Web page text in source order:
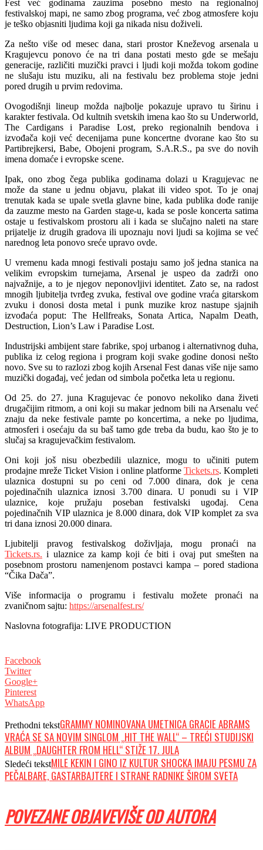
Fest već godinama zauzima posebno mesto na regionalnoj
festivalskoj mapi, ne samo zbog programa, već zbog atmosfere koju
je teško objasniti ljudima koji ga nikada nisu doživeli.
Za nešto više od mesec dana, stari prostor Kneževog arsenala u
Kragujevcu ponovo će na tri dana postati mesto gde se mešaju
generacije, različiti muzički pravci i ljudi koji možda tokom godine
ne slušaju istu muziku, ali na festivalu bez problema stoje jedni
pored drugih u prvim redovima.
Ovogodišnji lineup možda najbolje pokazuje upravo tu širinu i
karakter festivala. Od kultnih svetskih imena kao što su Underworld,
The Cardigans i Paradise Lost, preko regionalnih bendova i
izvođača koji već decenijama pune koncertne dvorane kao što su
Partibrejkersi, Babe, Obojeni program, S.A.R.S., pa sve do novih
imena domaće i evropske scene.
Ipak, ono zbog čega publika godinama dolazi u Kragujevac ne
može da stane u jednu objavu, plakat ili video spot. To je onaj
trenutak kada se upale svetla glavne bine, kada publika dođe ranije
da zauzme mesto na Garden stage-u, kada se posle koncerta satima
ostaje u festivalskom prostoru ali i kada se slučajno naleti na stare
prijatelje iz drugih gradova ili upoznaju novi ljudi sa kojima se već
narednog leta ponovo sreće upravo ovde.
U vremenu kada mnogi festivali postaju samo još jedna stanica na
velikim evropskim turnejama, Arsenal je uspeo da zadrži ono
najvažnije, a to je njegov neponovljivi identitet. Zato se, na radost
mnogih ljubitelja tvrđeg zvuka, festival ove godine vraća gitarskom
zvuku i donosi dosta metal i punk muzike kroz nastupe sjajnih
izvođaća poput: The Hellfreaks, Sonata Artica, Napalm Death,
Destruction, Lion’s Law i Paradise Lost.
Industrijski ambijent stare fabrike, spoj urbanog i alternativnog duha,
publika iz celog regiona i program koji svake godine donosi nešto
novo. Sve su to razlozi zbog kojih Arsenal Fest danas više nije samo
muzički događaj, već jedan od simbola početka leta u regionu.
Od 25. do 27. juna Kragujevac će ponovo nekoliko dana živeti
drugačijim ritmom, a oni koji su makar jednom bili na Arsenalu već
znaju da neke festivale pamte po koncertima, a neke po ljudima,
atmosferi i osećaju da su baš tamo gde treba da budu, kao što je to
slučaj sa kragujevačkim festivalom.
Oni koji još nisu obezbedili ulaznice, mogu to učiniti putem
prodajne mrežeTicket Vision i online platforme Tickets.rs. Kompleti
ulaznica dostupni su po ceni od 7.000 dinara, dok je cena
pojedinačnih ulaznica iznosi 3.700 dinara.U ponudi su iVIP
ulaznice, koje pružaju poseban festivalski ugođaj. Cena
pojedinačnih VIP ulaznica je 8.000 dinara, dokVIP komplet za sva
tri dana iznosi 20.000 dinara.
Ljubitelji pravog festivalskog doživljaja, mogu pronaći na
Tickets.rs. i ulaznice za kamp koji će biti i ovaj put smešten na
posebnom prostoru namenjenom postavci kampa – pored stadiona
“Čika Dača”.
Više informacija o programu i festivalu možete pronaći na
zvaničnom sajtu: https://arsenalfest.rs/
Naslovna fotografija: LIVE PRODUCTION
Facebook
Twitter
Google+
Pinterest
WhatsApp
Prethodni tekstGRAMMY NOMINOVANA UMETNICA GRACIE ABRAMS
VRAĆA SE SA NOVIM SINGLOM „HIT THE WALL“ – TREĆI STUDIJSKI
ALBUM „DAUGHTER FROM HELL“ STIŽE 17. JULA
Sledeći tekstMILE KEKIN I GINO IZ KULTUR SHOCKA IMAJU PESMU ZA
PEČALBARE, GASTARBAJTERE I STRANE RADNIKE ŠIROM SVETA
POVEZANE OBJAVEVIŠE OD AUTORA